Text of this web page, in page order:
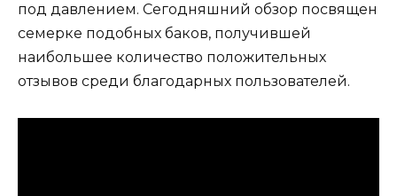
под давлением. Сегодняшний обзор посвящен
семерке подобных баков, получившей
наибольшее количество положительных
отзывов среди благодарных пользователей.